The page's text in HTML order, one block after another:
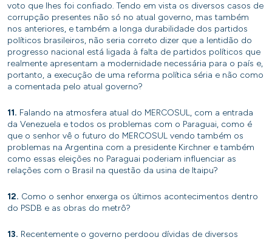
voto que lhes foi confiado. Tendo em vista os diversos casos de
corrupção presentes não só no atual governo, mas também
nos anteriores, e também a longa durabilidade dos partidos
políticos brasileiros, não seria correto dizer que a lentidão do
progresso nacional está ligada à falta de partidos políticos que
realmente apresentam a modernidade necessária para o país e,
portanto, a execução de uma reforma política séria e não como
a comentada pelo atual governo?
11. Falando na atmosfera atual do MERCOSUL, com a entrada
da Venezuela e todos os problemas com o Paraguai, como é
que o senhor vê o futuro do MERCOSUL vendo também os
problemas na Argentina com a presidente Kirchner e também
como essas eleições no Paraguai poderiam influenciar as
relações com o Brasil na questão da usina de Itaipu?
12. Como o senhor enxerga os últimos acontecimentos dentro
do PSDB e as obras do metrô?
13. Recentemente o governo perdoou dívidas de diversos